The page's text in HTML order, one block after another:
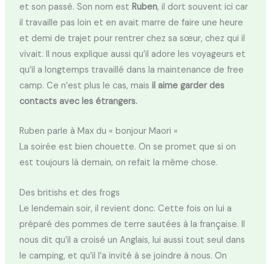
et son passé. Son nom est Ruben, il dort souvent ici car
il travaille pas loin et en avait marre de faire une heure
et demi de trajet pour rentrer chez sa sœur, chez qui il
vivait. Il nous explique aussi qu’il adore les voyageurs et
qu’il a longtemps travaillé dans la maintenance de free
camp. Ce n’est plus le cas, mais il aime garder des
contacts avec les étrangers.
Ruben parle à Max du « bonjour Maori »
La soirée est bien chouette. On se promet que si on
est toujours là demain, on refait la même chose.
Des britishs et des frogs
Le lendemain soir, il revient donc. Cette fois on lui a
préparé des pommes de terre sautées à la française. Il
nous dit qu’il a croisé un Anglais, lui aussi tout seul dans
le camping, et qu’il l’a invité à se joindre à nous. On